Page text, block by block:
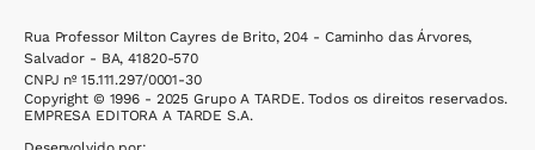
Rua Professor Milton Cayres de Brito, 204 - Caminho das Árvores,
Salvador - BA, 41820-570
CNPJ nº 15.111.297/0001-30
Copyright © 1996 - 2025 Grupo A TARDE. Todos os direitos reservados.
EMPRESA EDITORA A TARDE S.A.